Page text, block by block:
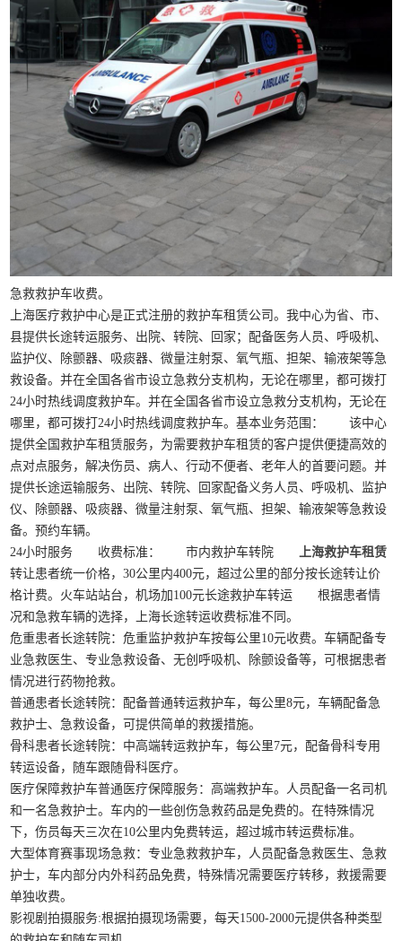
急救救护车收费。
上海医疗救护中心是正式注册的救护车租赁公司。我中心为省、市、
县提供长途转运服务、出院、转院、回家；配备医务人员、呼吸机、
监护仪、除颤器、吸痰器、微量注射泵、氧气瓶、担架、输液架等急
救设备。并在全国各省市设立急救分支机构，无论在哪里，都可拨打
24小时热线调度救护车。并在全国各省市设立急救分支机构，无论在
哪里，都可拨打24小时热线调度救护车。基本业务范围： 该中心
提供全国救护车租赁服务，为需要救护车租赁的客户提供便捷高效的
点对点服务，解决伤员、病人、行动不便者、老年人的首要问题。并
提供长途运输服务、出院、转院、回家配备义务人员、呼吸机、监护
仪、除颤器、吸痰器、微量注射泵、氧气瓶、担架、输液架等急救设
备。预约车辆。
24小时服务 收费标准： 市内救护车转院上海救护车租赁
转让患者统一价格，30公里内400元，超过公里的部分按长途转让价
格计费。火车站站台，机场加100元长途救护车转运 根据患者情
况和急救车辆的选择，上海长途转运收费标准不同。
危重患者长途转院：危重监护救护车按每公里10元收费。车辆配备专
业急救医生、专业急救设备、无创呼吸机、除颤设备等，可根据患者
情况进行药物抢救。
普通患者长途转院：配备普通转运救护车，每公里8元，车辆配备急
救护士、急救设备，可提供简单的救援措施。
骨科患者长途转院：中高端转运救护车，每公里7元，配备骨科专用
转运设备，随车跟随骨科医疗。
医疗保障救护车普通医疗保障服务：高端救护车。人员配备一名司机
和一名急救护士。车内的一些创伤急救药品是免费的。在特殊情况
下，伤员每天三次在10公里内免费转运，超过城市转运费标准。
大型体育赛事现场急救：专业急救救护车，人员配备急救医生、急救
护士，车内部分内外科药品免费，特殊情况需要医疗转移，救援需要
单独收费。
影视剧拍摄服务:根据拍摄现场需要，每天1500-2000元提供各种类型